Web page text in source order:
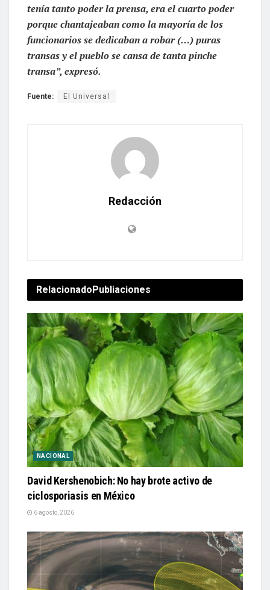
tenía tanto poder la prensa, era el cuarto poder
porque chantajeaban como la mayoría de los
funcionarios se dedicaban a robar (…) puras
transas y el pueblo se cansa de tanta pinche
transa”, expresó.
Fuente: El Universal
Redacción
RelacionadoPubliaciones
NACIONAL
David Kershenobich: No hay brote activo de
ciclosporiasis en México
6 agosto, 2026